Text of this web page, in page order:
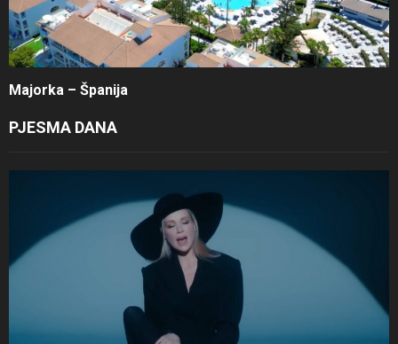
Majorka – Španija
PJESMA DANA